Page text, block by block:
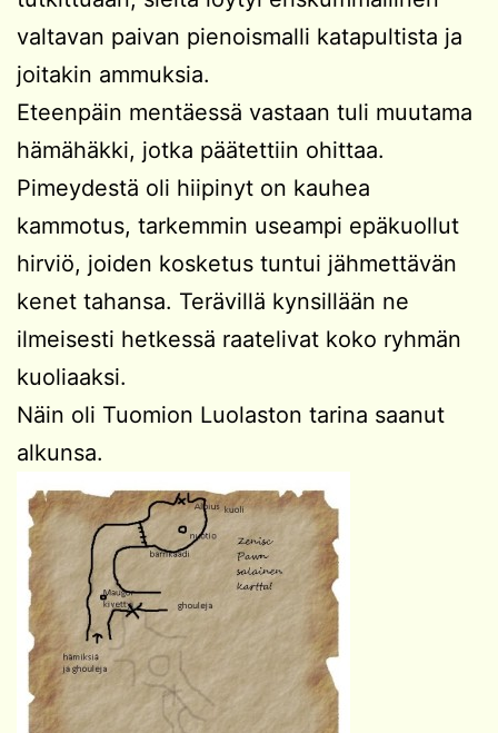
valtavan paivan pienoismalli katapultista ja
joitakin ammuksia.
Eteenpäin mentäessä vastaan tuli muutama
hämähäkki, jotka päätettiin ohittaa.
Pimeydestä oli hiipinyt on kauhea
kammotus, tarkemmin useampi epäkuollut
hirviö, joiden kosketus tuntui jähmettävän
kenet tahansa. Terävillä kynsillään ne
ilmeisesti hetkessä raatelivat koko ryhmän
kuoliaaksi.
Näin oli Tuomion Luolaston tarina saanut
alkunsa.